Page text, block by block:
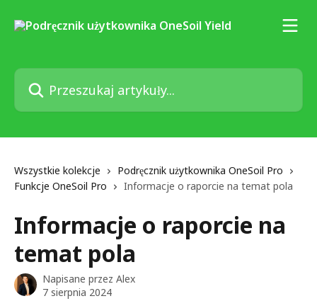
Przeszukaj artykuły...
Wszystkie kolekcje
Podręcznik użytkownika OneSoil Pro
Funkcje OneSoil Pro
Informacje o raporcie na temat pola
Informacje o raporcie na
temat pola
Napisane przez Alex
7 sierpnia 2024